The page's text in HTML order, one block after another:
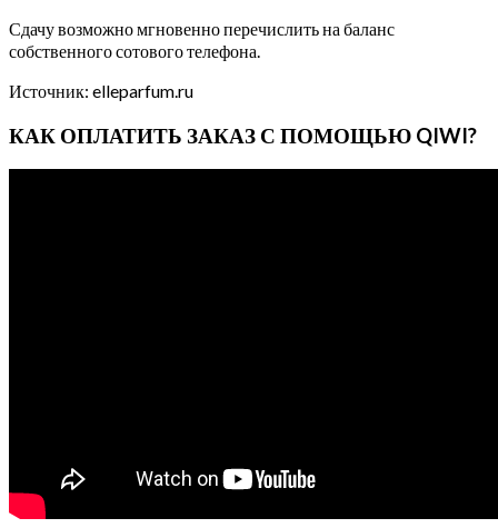
Сдачу возможно мгновенно перечислить на баланс
собственного сотового телефона.
Источник: elleparfum.ru
КАК ОПЛАТИТЬ ЗАКАЗ С ПОМОЩЬЮ QIWI?